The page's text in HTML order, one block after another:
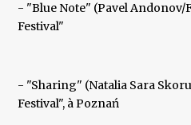
- "Blue Note" (Pavel
Festival"
- "Sharing" (Natalia Sara
Festival", à Poznań